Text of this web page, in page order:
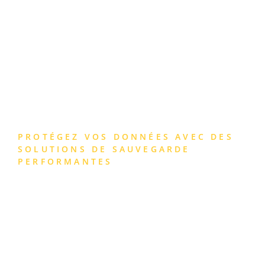
PROTÉGEZ VOS DONNÉES AVEC DES
SOLUTIONS DE SAUVEGARDE
PERFORMANTES